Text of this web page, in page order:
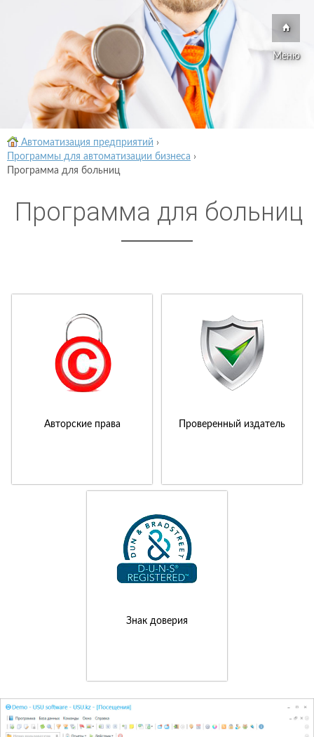
Меню
Автоматизация предприятий ›
Программы для автоматизации бизнеса ›
Программа для больниц
Программа для больниц
Авторские права Проверенный издатель
Знак доверия